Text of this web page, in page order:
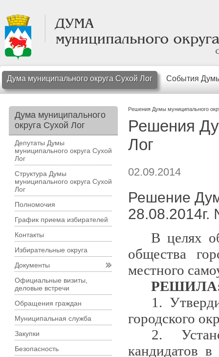
Дума муниципального округа Сухой Лог События
Решения Думы муниципального
Решения
Лог
02.09.2014
Решение
В целях
общества
местного
1.
городского
2.
кандидатов
Дума муниципального
округа Сухой Лог
Депутаты Думы
муниципального округа Сухой
Лог
Структура Думы
муниципального округа Сухой
Лог
Полномочия
График приема избирателей
Контакты
Избирательные округа
Документы
Официальные визиты,
деловые встречи
Обращения граждан
Муниципальная служба
Закупки
Безопасность